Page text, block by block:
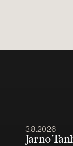
Julkaistu
3.8.2026
Jarno